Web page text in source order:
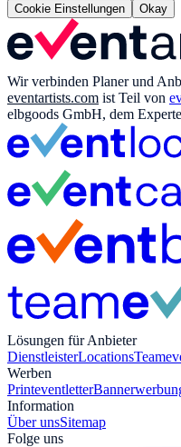
Cookie Einstellungen
Okay
Wir verbinden Planer und
eventartists.com ist Teil von
elbgoods GmbH, dem
Lösungen für Anbieter
DienstleisterLocations
Werben
Printeventletter
Information
Über unsSitemap
Folge uns